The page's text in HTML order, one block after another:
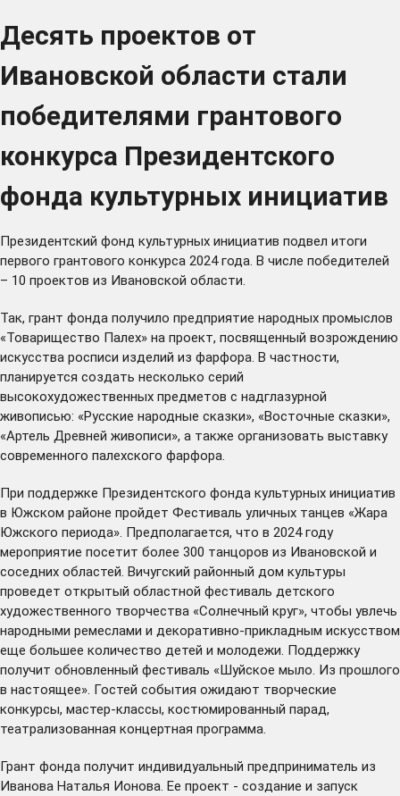
Десять проектов от
Ивановской области стали
победителями грантового
конкурса Президентского
фонда культурных инициатив
Президентский фонд культурных инициатив подвел итоги
первого грантового конкурса 2024 года. В числе победителей
– 10 проектов из Ивановской области.
Так, грант фонда получило предприятие народных промыслов
«Товарищество Палех» на проект, посвященный возрождению
искусства росписи изделий из фарфора. В частности,
планируется создать несколько серий
высокохудожественных предметов с надглазурной
живописью: «Русские народные сказки», «Восточные сказки»,
«Артель Древней живописи», а также организовать выставку
современного палехского фарфора.
При поддержке Президентского фонда культурных инициатив
в Южском районе пройдет Фестиваль уличных танцев «Жара
Южского периода». Предполагается, что в 2024 году
мероприятие посетит более 300 танцоров из Ивановской и
соседних областей. Вичугский районный дом культуры
проведет открытый областной фестиваль детского
художественного творчества «Солнечный круг», чтобы увлечь
народными ремеслами и декоративно-прикладным искусством
еще большее количество детей и молодежи. Поддержку
получит обновленный фестиваль «Шуйское мыло. Из прошлого
в настоящее». Гостей события ожидают творческие
конкурсы, мастер-классы, костюмированный парад,
театрализованная концертная программа.
Грант фонда получит индивидуальный предприниматель из
Иванова Наталья Ионова. Ее проект - создание и запуск